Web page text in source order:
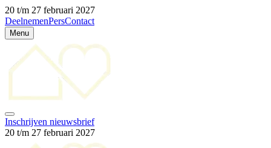
20 t/m 27 februari 2027
DeelnemenPersContact
Menu
Inschrijven nieuwsbrief
20 t/m 27 februari 2027